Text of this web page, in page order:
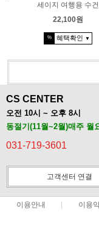
세이지 여행용 수건
22,100원
% 혜택확인 ▼
CS CENTER
오전 10시 ~ 오후 8시
동절기(11월~2월)매주 월
031-719-3601
고객센터 연결
이용안내 이용